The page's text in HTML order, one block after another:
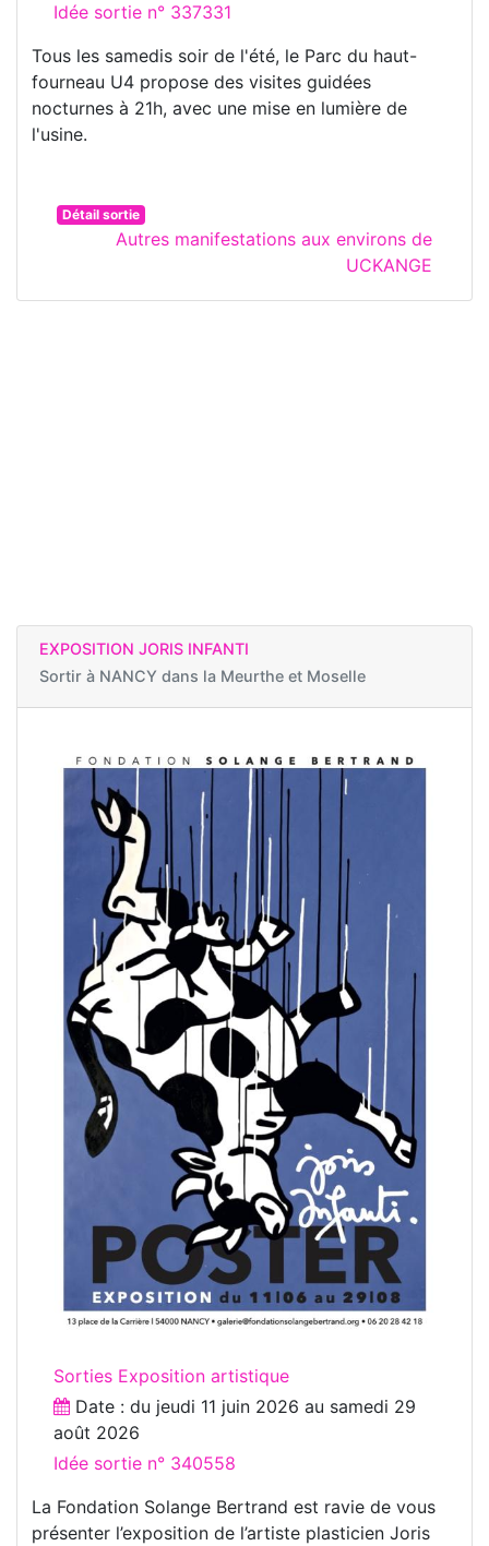
Idée sortie n° 337331
Tous les samedis soir de l'été, le Parc du haut-
fourneau U4 propose des visites guidées
nocturnes à 21h, avec une mise en lumière de
l'usine.
Détail sortie
Autres manifestations aux environs de
UCKANGE
EXPOSITION JORIS INFANTI
Sortir à NANCY dans la Meurthe et Moselle
Sorties Exposition artistique
Date : du jeudi 11 juin 2026 au samedi 29
août 2026
Idée sortie n° 340558
La Fondation Solange Bertrand est ravie de vous
présenter l’exposition de l’artiste plasticien Joris